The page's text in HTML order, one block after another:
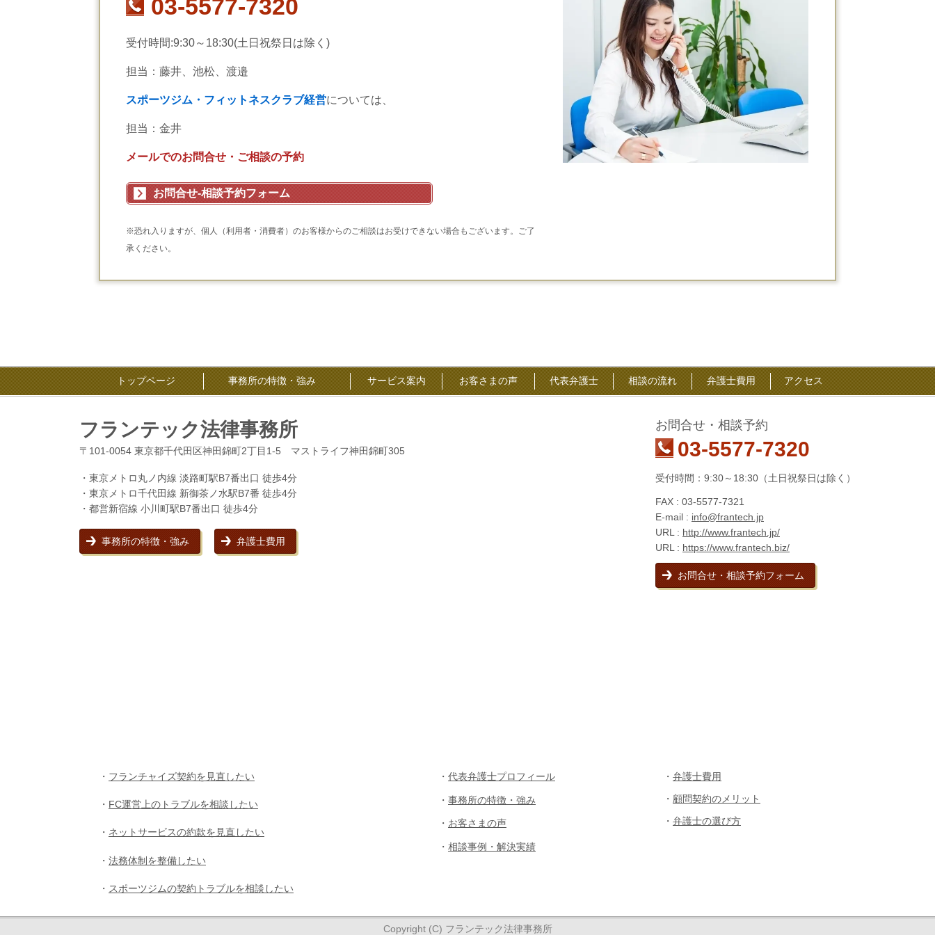
03-5577-7320
受付時間:9:30～18:30(土日祝祭日は除く)
担当：藤井、池松、渡邉
スポーツジム・フィットネスクラブ経営については、
担当：金井
メールでのお問合せ・ご相談の予約
お問合せ-相談予約フォーム
※恐れ入りますが、個人（利用者・消費者）のお客様からのご相談はお受けできない場合もございます。ご了
承ください。
トップページ 事務所の特徴・強み サービス案内 お客さまの声 代表弁護士 相談の流れ 弁護士費用 アクセス
フランテック法律事務所
〒101-0054 東京都千代田区神田錦町2丁目1-5 マストライフ神田錦町305
・東京メトロ丸ノ内線 淡路町駅B7番出口 徒歩4分
・東京メトロ千代田線 新御茶ノ水駅B7番 徒歩4分
・都営新宿線 小川町駅B7番出口 徒歩4分
事務所の特徴・強み 弁護士費用
お問合せ・相談予約
03-5577-7320
受付時間：9:30～18:30（土日祝祭日は除く）
FAX : 03-5577-7321
E-mail : info@frantech.jp
URL : http://www.frantech.jp/
URL : https://www.frantech.biz/
お問合せ・相談予約フォーム
・ フランチャイズ契約を見直したい
・ FC運営上のトラブルを相談したい
・ ネットサービスの約款を見直したい
・ 法務体制を整備したい
・ スポーツジムの契約トラブルを相談したい
・ 代表弁護士プロフィール
・ 事務所の特徴・強み
・ お客さまの声
・ 相談事例・解決実績
・ 弁護士費用
・ 顧問契約のメリット
・ 弁護士の選び方
Copyright (C) フランテック法律事務所